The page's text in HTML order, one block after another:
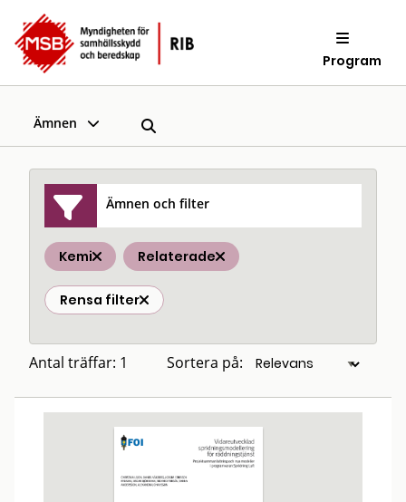
Program
Ämnen
Ämnen och filter
Kemi Relaterade
Rensa filter
Antal träffar: 1 Sortera på: